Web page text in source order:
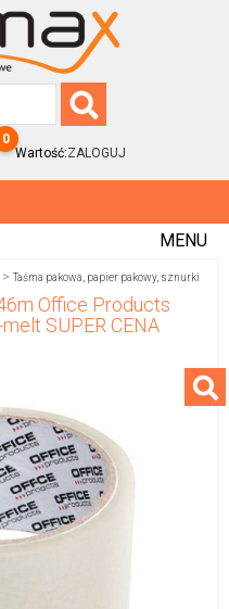
0
Wartość:ZALOGUJ
MENU
>Taśma pakowa, papier pakowy, sznurki
Office Products
SUPER CENA